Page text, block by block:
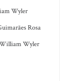
Wyler
Rosa
William Wyler